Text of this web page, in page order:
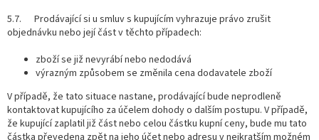
5.7. Prodávající si u smluv s kupujícím vyhrazuje právo zrušit
objednávku nebo její část v těchto případech:
zboží se již nevyrábí nebo nedodává
výrazným způsobem se změnila cena dodavatele zboží
V případě, že tato situace nastane, prodávající bude neprodleně
kontaktovat kupujícího za účelem dohody o dalším postupu. V případě,
že kupující zaplatil již část nebo celou částku kupní ceny, bude mu tato
částka převedena zpět na jeho účet nebo adresu v nejkratším možném